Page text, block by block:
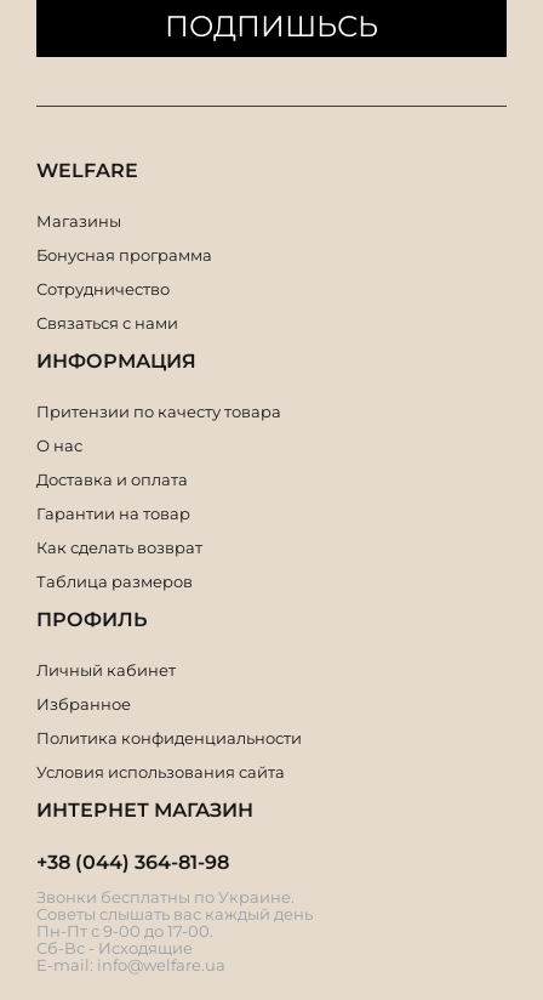
ПОДПИШЬСЬ
WELFARE
Магазины
Бонусная программа
Сотрудничество
Связаться с нами
ИНФОРМАЦИЯ
Притензии по качесту товара
О нас
Доставка и оплата
Гарантии на товар
Как сделать возврат
Таблица размеров
ПРОФИЛЬ
Личный кабинет
Избранное
Политика конфиденциальности
Условия использования сайта
ИНТЕРНЕТ МАГАЗИН
+38 (044) 364-81-98
Звонки бесплатны по Украине.
Советы слышать вас каждый день
Пн-Пт с 9-00 до 17-00.
Сб-Вс - Исходящие
E-mail: info@welfare.ua